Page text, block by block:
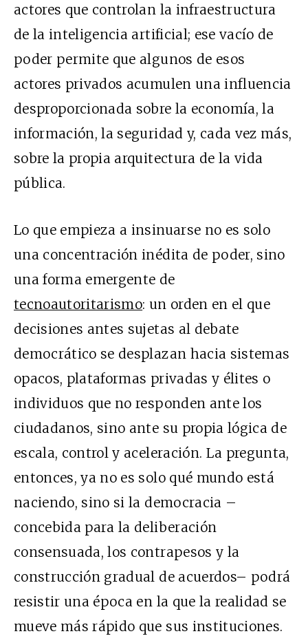
actores que controlan la infraestructura
de la inteligencia artificial; ese vacío de
poder permite que algunos de esos
actores privados acumulen una influencia
desproporcionada sobre la economía, la
información, la seguridad y, cada vez más,
sobre la propia arquitectura de la vida
pública.
Lo que empieza a insinuarse no es solo
una concentración inédita de poder, sino
una forma emergente de
tecnoautoritarismo: un orden en el que
decisiones antes sujetas al debate
democrático se desplazan hacia sistemas
opacos, plataformas privadas y élites o
individuos que no responden ante los
ciudadanos, sino ante su propia lógica de
escala, control y aceleración. La pregunta,
entonces, ya no es solo qué mundo está
naciendo, sino si la democracia –
concebida para la deliberación
consensuada, los contrapesos y la
construcción gradual de acuerdos– podrá
resistir una época en la que la realidad se
mueve más rápido que sus instituciones.